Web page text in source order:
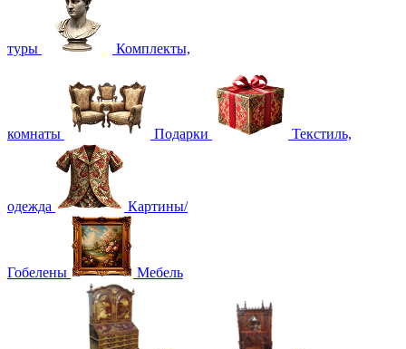
туры Комплекты,
комнаты Подарки Текстиль,
одежда Картины/
Гобелены Мебель